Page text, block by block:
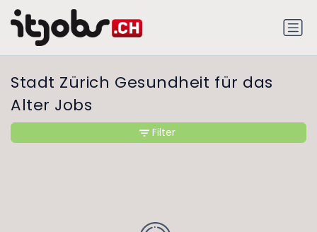
Stadt Zürich Gesundheit für das
Alter Jobs
Filter